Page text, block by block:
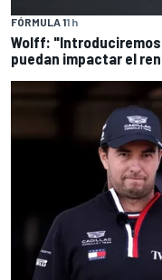
FÓRMULA 11 h
Wolff: "Introduciremos
puedan impactar el